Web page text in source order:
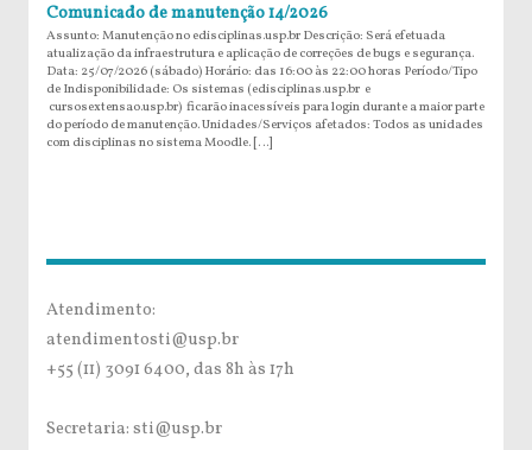
Comunicado de manutenção 14/2026
Assunto: Manutenção no edisciplinas.usp.br Descrição: Será efetuada
atualização da infraestrutura e aplicação de correções de bugs e segurança.
Data: 25/07/2026 (sábado) Horário: das 16:00 às 22:00 horas Período/Tipo
de Indisponibilidade: Os sistemas (edisciplinas.usp.br e
cursosextensao.usp.br) ficarão inacessíveis para login durante a maior parte
do período de manutenção. Unidades/Serviços afetados: Todos as unidades
com disciplinas no sistema Moodle. […]
Atendimento:
atendimentosti@usp.br
+55 (11) 3091 6400, das 8h às 17h
Secretaria: sti@usp.br